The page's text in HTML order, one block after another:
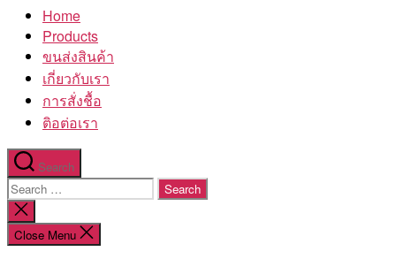
โรงงานHome
Products
ขนส่งสินค้า
เกี่ยวกับเรา
การสั่งชื้อ
ติอต่อเรา
Search
Search
for:
Close
search
Close Menu